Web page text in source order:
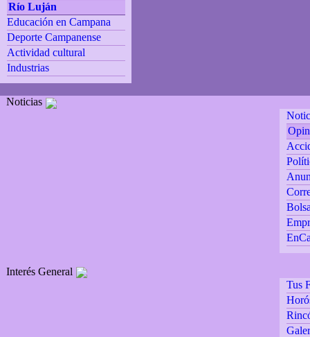
Río Luján
Educación en Campana
Deporte Campanense
Actividad cultural
Industrias
Noticias
Interés General
Tus